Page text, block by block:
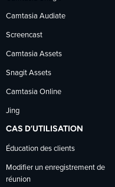
Camtasia Audiate
Screencast
Camtasia Assets
Snagit Assets
Camtasia Online
Jing
CAS D’UTILISATION
Éducation des clients
Modifier un enregistrement de
réunion